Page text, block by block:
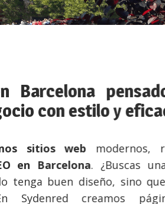
pensado
con estilo y
sitios webmodernos,
Barcelona. ​​¿Buscas una
buen diseño, sino que
creamos páginas